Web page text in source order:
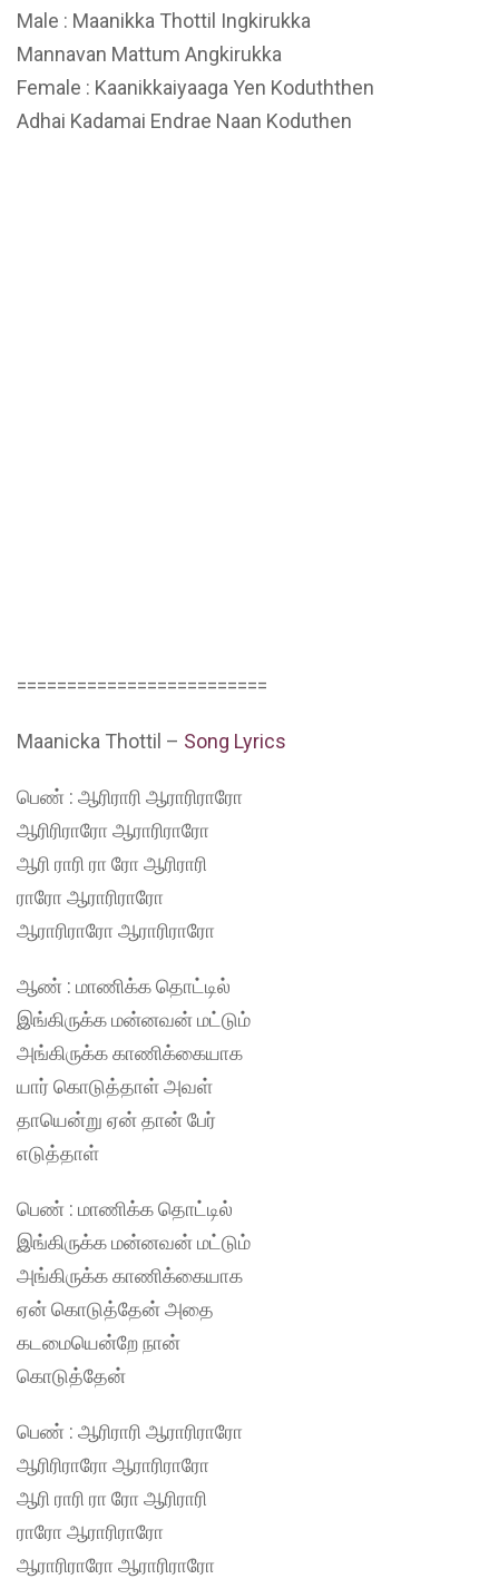
Male : Maanikka Thottil Ingkirukka
Mannavan Mattum Angkirukka
Female : Kaanikkaiyaaga Yen Koduththen
Adhai Kadamai Endrae Naan Koduthen
=========================
Maanicka Thottil – Song Lyrics
பெண் : ஆரிராரி ஆராரிராரோ
ஆரிரிராரோ ஆராரிராரோ
ஆரி ராரி ரா ரோ ஆரிராரி
ராரோ ஆராரிராரோ
ஆராரிராரோ ஆராரிராரோ
ஆண் : மாணிக்க தொட்டில்
இங்கிருக்க மன்னவன் மட்டும்
அங்கிருக்க காணிக்கையாக
யார் கொடுத்தாள் அவள்
தாயென்று ஏன் தான் பேர்
எடுத்தாள்
பெண் : மாணிக்க தொட்டில்
இங்கிருக்க மன்னவன் மட்டும்
அங்கிருக்க காணிக்கையாக
ஏன் கொடுத்தேன் அதை
கடமையென்றே நான்
கொடுத்தேன்
பெண் : ஆரிராரி ஆராரிராரோ
ஆரிரிராரோ ஆராரிராரோ
ஆரி ராரி ரா ரோ ஆரிராரி
ராரோ ஆராரிராரோ
ஆராரிராரோ ஆராரிராரோ